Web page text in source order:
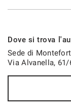
48 Mesi
931€/mese
Dove si trova
Sede di
Via Alvanella,